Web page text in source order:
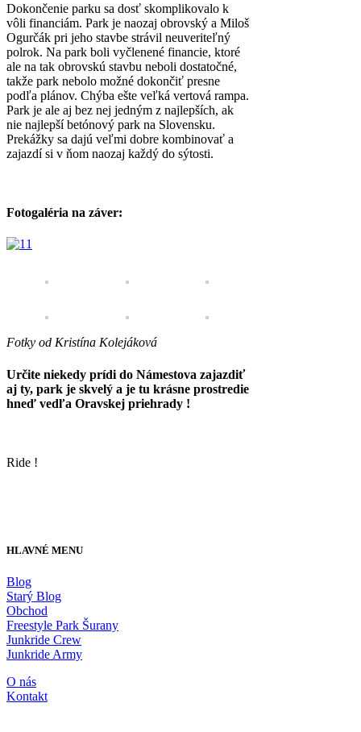
Dokončenie parku sa dosť skomplikovalo k
vôli financiám. Park je naozaj obrovský a Miloš
Ogurčák pri jeho stavbe strávil neuveriteľný
polrok. Na park boli vyčlenené financie, ktoré
ale na tak obrovskú stavbu neboli dostatočné,
takže park nebolo možné dokončiť presne
podľa plánov. Chýba ešte veľká vertová rampa.
Park je ale aj bez nej jedným z najlepších, ak
nie najlepší betónový park na Slovensku.
Prekážky sa dajú veľmi dobre kombinovať a
zajazdí si v ňom naozaj každý do sýtosti.
Fotogaléria na záver:
Fotky od Kristína Kolejáková
Určite niekedy prídi do Námestova zajazdiť
aj ty, park je skvelý a je tu krásne prostredie
hneď vedľa Oravskej priehrady !
Ride !
HLAVNÉ MENU
Blog
Starý Blog
Obchod
Freestyle Park Šurany
Junkride Crew
Junkride Army
O nás
Kontakt